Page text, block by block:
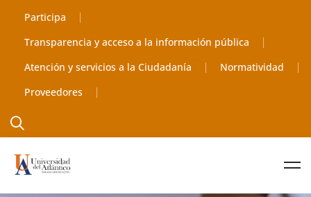
contenido
Participa
Transparencia y acceso a la información pública
Atención y servicios a la Ciudadanía
Normatividad
Proveedores